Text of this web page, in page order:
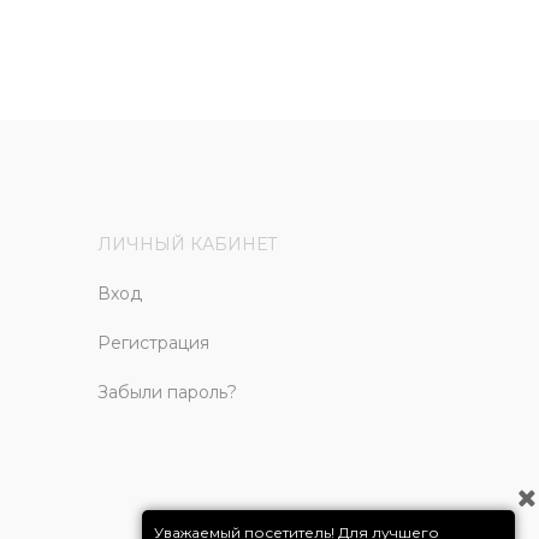
ЛИЧНЫЙ КАБИНЕТ
Вход
Регистрация
Забыли пароль?
Уважаемый посетитель! Для лучшего